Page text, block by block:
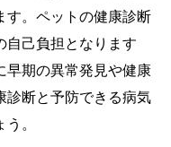
す。ペットの健康診断
自己負担となります
早期の異常発見や健康
診断と予防できる病気
。